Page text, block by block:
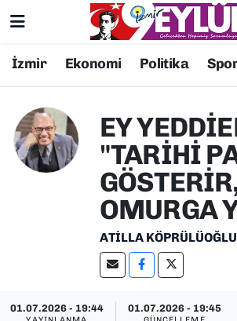
İzmir Ekonomi Politika
EY
"TARİHİ
OMURGA
ATILLA KÖPRÜLÜOĞLU
01.07.2026 - 19:44 01.07.2026 - 19:45
Resmi İlanlar
DÜNYA
EKONOMİ
KÜLTÜR SANAT
Konak Nöbetçi Eczaneler
Konak Trafik Yoğunluk
Süper Lig Puan Durumu ve
Tüm Manşetler
Son Dakika Haberleri
Haber Arşivi